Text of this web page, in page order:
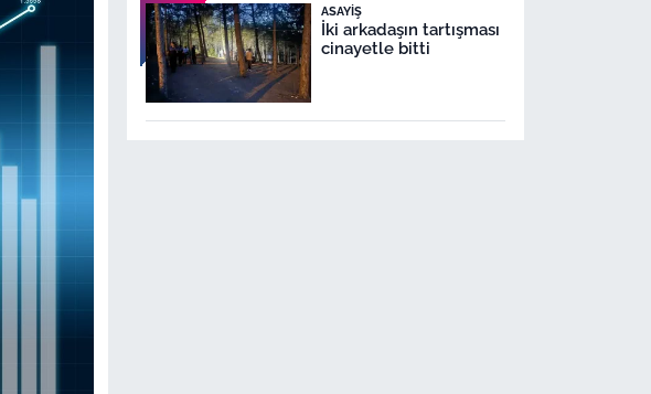
ASAYIŞ
İki arkadaşın tartışması
cinayetle bitti